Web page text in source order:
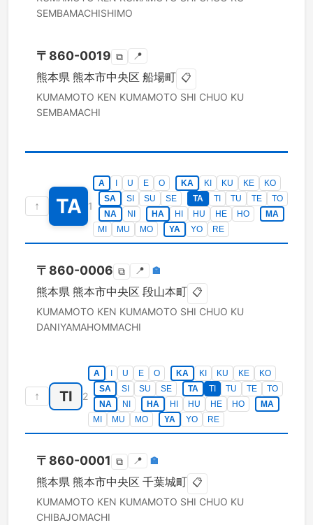
SEMBAMACHISHIMO
〒 860-0019 ⧉ 📍
熊本県 熊本市中央区 船場町 📋
KUMAMOTO KEN KUMAMOTO SHI CHUO KU
SEMBAMACHI
↑ TA 1
A U E O KA KI KU KE
KO
SA
SI SU SE TA TI TU TE
TO
NA
NI HA HI HU HE HO
MA
MI
MU MO YA YO RE
〒 860-0006 ⧉ 📍 🏣
熊本県 熊本市中央区 段山本町 📋
KUMAMOTO KEN KUMAMOTO SHI CHUO KU
DANIYAMAHOMMACHI
↑ TI 2
A U E O KA KI KU KE
KO
SA
SI SU SE TA TI TU TE
TO
NA
NI HA HI HU HE HO
MA
MI
MU MO YA YO RE
〒 860-0001 ⧉ 📍 🏣
熊本県 熊本市中央区 千葉城町 📋
KUMAMOTO KEN KUMAMOTO SHI CHUO KU
CHIBAJOMACHI